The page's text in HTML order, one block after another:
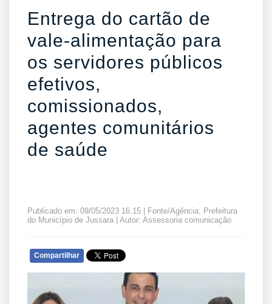
Entrega do cartão de
vale-alimentação para
os servidores públicos
efetivos,
comissionados,
agentes comunitários
de saúde
Publicado em: 09/05/2023 16:15 | Fonte/Agência: Prefeitura
do Município de Jussara | Autor: Assessoria comunicação
Compartilhar